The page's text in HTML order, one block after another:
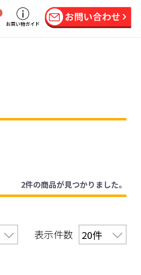
お買い物ガイド
2件の商品が見つかりました。
表示件数